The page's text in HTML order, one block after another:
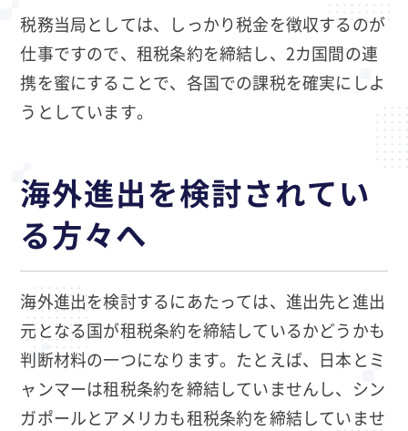
税務当局としては、しっかり税金を徴収するのが
仕事ですので、租税条約を締結し、2カ国間の連
携を蜜にすることで、各国での課税を確実にしよ
うとしています。
海外進出を検討されてい
る方々へ
海外進出を検討するにあたっては、進出先と進出
元となる国が租税条約を締結しているかどうかも
判断材料の一つになります。たとえば、日本とミ
ャンマーは租税条約を締結していませんし、シン
ガポールとアメリカも租税条約を締結していませ